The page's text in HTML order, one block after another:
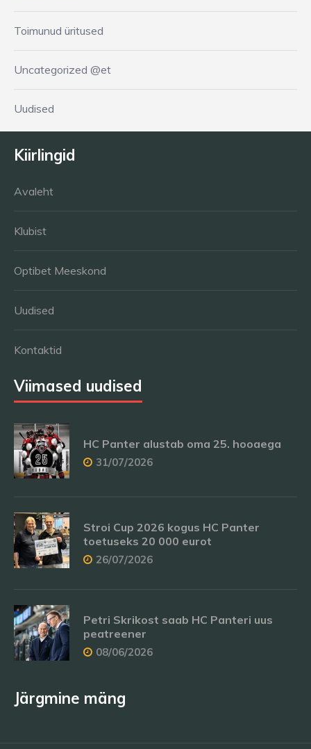
Toimunud üritused
Uncategorized @et
Uudised
Kiirlingid
Avaleht
Klubist
Optibet Meeskond
Uudised
Kontaktid
Viimased uudised
HC Panter alustab oma 25. hooaega
31/07/2026
Stroi Cup 2026 kogus HC Panter
toetuseks 20 000 eurot
26/07/2026
Petri Skrikost saab HC Panteri uus
peatreener
08/06/2026
Järgmine mäng